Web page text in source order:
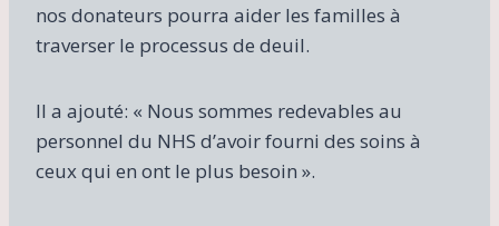
nos donateurs pourra aider les familles à
traverser le processus de deuil.
Il a ajouté: « Nous sommes redevables au
personnel du NHS d’avoir fourni des soins à
ceux qui en ont le plus besoin ».